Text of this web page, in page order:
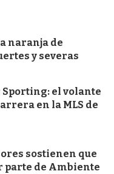
naranja de
y severas
el volante
en la MLS de
sostienen que
parte de Ambiente